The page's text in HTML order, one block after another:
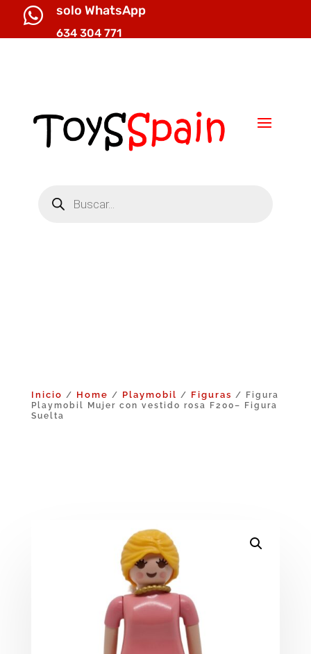
 solo WhatsApp
634 304 771
productos
Inicio / Home / Playmobil / Figuras / Figura
Playmobil Mujer con vestido rosa F200– Figura
Suelta